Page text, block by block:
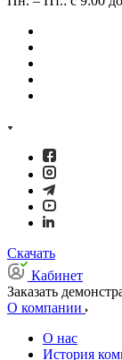
Скачать
Кабинет
Заказать
О компании
О нас
История